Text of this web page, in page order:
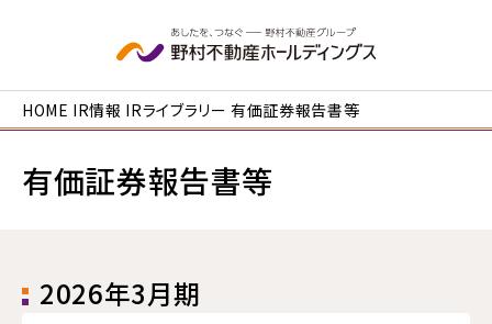
HOME IR情報 IRライブラリー 有価証券報告書等
有価証券報告書等
2026年3月期